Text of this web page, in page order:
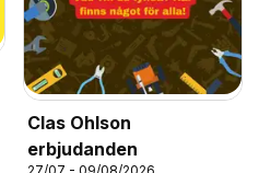
Clas Ohlson
erbjudanden